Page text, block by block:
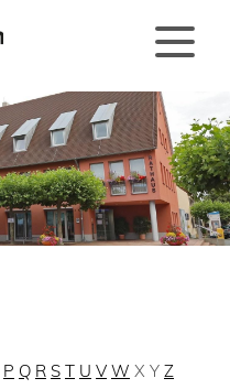
P Q R S T U V W X Y Z